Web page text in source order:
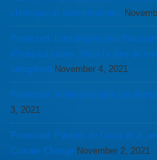
chronique et auto-immunes.
Protected: L’antidepresseur
d’hospitalisation. Mais la Joie de
iatrogènes November 4, 2021
Protected: Voilier propulsé via
3, 2021
Protected: Pétition de Greta et al,
Climate Change November 2, 2021